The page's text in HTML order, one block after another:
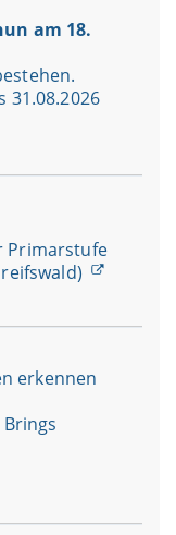
am 18.
31.08.2026
Primarstufe
erkennen